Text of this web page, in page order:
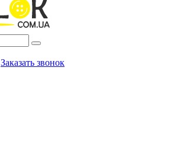
Заказать звонок